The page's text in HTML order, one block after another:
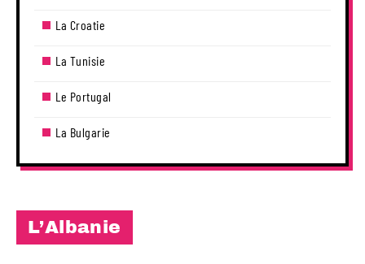
La Croatie
La Tunisie
Le Portugal
La Bulgarie
L’Albanie